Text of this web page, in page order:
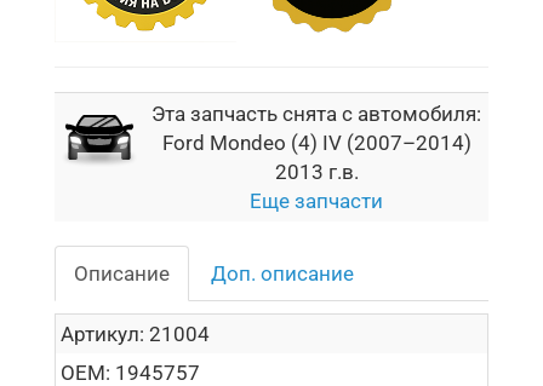
Эта запчасть снята с автомобиля:
Ford Mondeo (4) IV (2007–2014)
2013 г.в.
Еще запчасти
Описание Доп. описание
Артикул: 21004
OEM: 1945757